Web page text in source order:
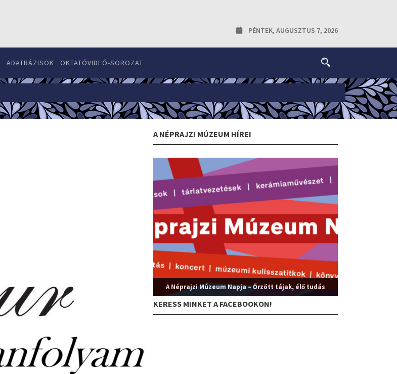
PÉNTEK, AUGUSZTUS 7, 2026
ADATBÁZISOK OKTATÓVIDEÓ-SOROZAT
A NÉPRAJZI MÚZEUM HÍREI
A Néprajzi Múzeum Napja – Őrzött tájak, élő tudás
KERESS MINKET A FACEBOOKON!